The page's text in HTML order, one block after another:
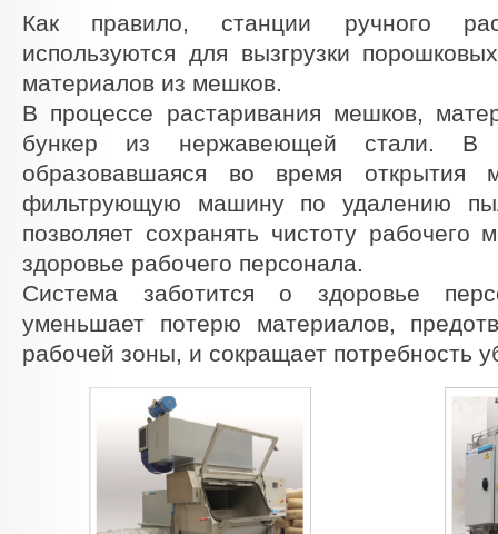
Как правило, станции ручного
используются для вызгрузки
материалов из мешков.
В процессе растаривания мешков,
бункер из нержавеющей стали.
образовавшаяся во время открытия
фильтрующую машину по удалению
позволяет сохранять чистоту рабочего
здоровье рабочего персонала.
Система заботится о здоровье
уменьшает потерю материалов,
рабочей зоны, и сокращает потребность
RASTARIVATEL_MEShKOV_standartnyy.jpg